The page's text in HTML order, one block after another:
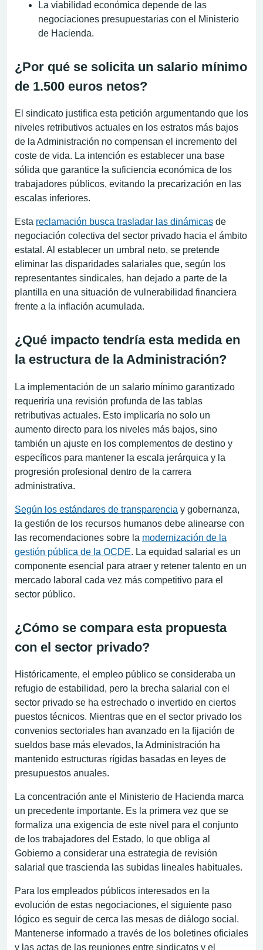
La viabilidad económica depende de las
negociaciones presupuestarias con el Ministerio
de Hacienda.
¿Por qué se solicita un salario mínimo
de 1.500 euros netos?
El sindicato justifica esta petición argumentando que los
niveles retributivos actuales en los estratos más bajos
de la Administración no compensan el incremento del
coste de vida. La intención es establecer una base
sólida que garantice la suficiencia económica de los
trabajadores públicos, evitando la precarización en las
escalas inferiores.
Esta reclamación busca trasladar las dinámicas de
negociación colectiva del sector privado hacia el ámbito
estatal. Al establecer un umbral neto, se pretende
eliminar las disparidades salariales que, según los
representantes sindicales, han dejado a parte de la
plantilla en una situación de vulnerabilidad financiera
frente a la inflación acumulada.
¿Qué impacto tendría esta medida en
la estructura de la Administración?
La implementación de un salario mínimo garantizado
requeriría una revisión profunda de las tablas
retributivas actuales. Esto implicaría no solo un
aumento directo para los niveles más bajos, sino
también un ajuste en los complementos de destino y
específicos para mantener la escala jerárquica y la
progresión profesional dentro de la carrera
administrativa.
Según los estándares de transparencia y gobernanza,
la gestión de los recursos humanos debe alinearse con
las recomendaciones sobre la modernización de la
gestión pública de la OCDE. La equidad salarial es un
componente esencial para atraer y retener talento en un
mercado laboral cada vez más competitivo para el
sector público.
¿Cómo se compara esta propuesta
con el sector privado?
Históricamente, el empleo público se consideraba un
refugio de estabilidad, pero la brecha salarial con el
sector privado se ha estrechado o invertido en ciertos
puestos técnicos. Mientras que en el sector privado los
convenios sectoriales han avanzado en la fijación de
sueldos base más elevados, la Administración ha
mantenido estructuras rígidas basadas en leyes de
presupuestos anuales.
La concentración ante el Ministerio de Hacienda marca
un precedente importante. Es la primera vez que se
formaliza una exigencia de este nivel para el conjunto
de los trabajadores del Estado, lo que obliga al
Gobierno a considerar una estrategia de revisión
salarial que trascienda las subidas lineales habituales.
Para los empleados públicos interesados en la
evolución de estas negociaciones, el siguiente paso
lógico es seguir de cerca las mesas de diálogo social.
Mantenerse informado a través de los boletines oficiales
y las actas de las reuniones entre sindicatos y el